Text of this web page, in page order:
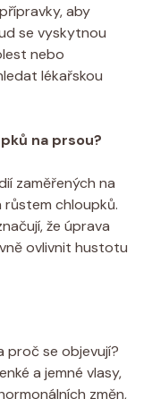
aby
se vyskytnou
nebo
lékařskou
na prsou?
zaměřených na
růstem chloupků.
že úprava
ovlivnit hustotu
proč se objevují?
a jemné vlasy,
změn,